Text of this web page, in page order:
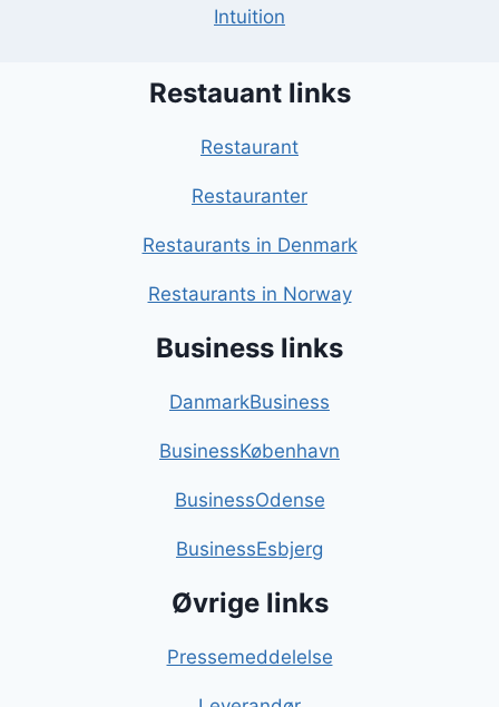
Intuition
Restauant links
Restaurant
Restauranter
Restaurants in Denmark
Restaurants in Norway
Business links
DanmarkBusiness
BusinessKøbenhavn
BusinessOdense
BusinessEsbjerg
Øvrige links
Pressemeddelelse